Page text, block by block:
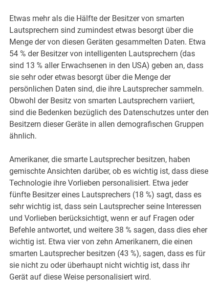
Etwas mehr als die Hälfte der Besitzer von smarten
Lautsprechern sind zumindest etwas besorgt über die
Menge der von diesen Geräten gesammelten Daten. Etwa
54 % der Besitzer von intelligenten Lautsprechern (das
sind 13 % aller Erwachsenen in den USA) geben an, dass
sie sehr oder etwas besorgt über die Menge der
persönlichen Daten sind, die ihre Lautsprecher sammeln.
Obwohl der Besitz von smarten Lautsprechern variiert,
sind die Bedenken bezüglich des Datenschutzes unter den
Besitzern dieser Geräte in allen demografischen Gruppen
ähnlich.
Amerikaner, die smarte Lautsprecher besitzen, haben
gemischte Ansichten darüber, ob es wichtig ist, dass diese
Technologie ihre Vorlieben personalisiert. Etwa jeder
fünfte Besitzer eines Lautsprechers (18 %) sagt, dass es
sehr wichtig ist, dass sein Lautsprecher seine Interessen
und Vorlieben berücksichtigt, wenn er auf Fragen oder
Befehle antwortet, und weitere 38 % sagen, dass dies eher
wichtig ist. Etwa vier von zehn Amerikanern, die einen
smarten Lautsprecher besitzen (43 %), sagen, dass es für
sie nicht zu oder überhaupt nicht wichtig ist, dass ihr
Gerät auf diese Weise personalisiert wird.